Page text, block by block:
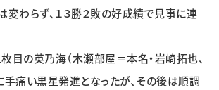
日大文芸賞
集 お問い合わせ
変わらず、１３勝２敗の好成績で見事に連
目の英乃海（木瀬部屋＝本名・岩崎拓也、
手痛い黒星発進となったが、その後は順調